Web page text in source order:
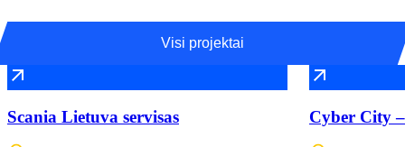
Visi projektai
Scania Lietuva servisas Cyber City